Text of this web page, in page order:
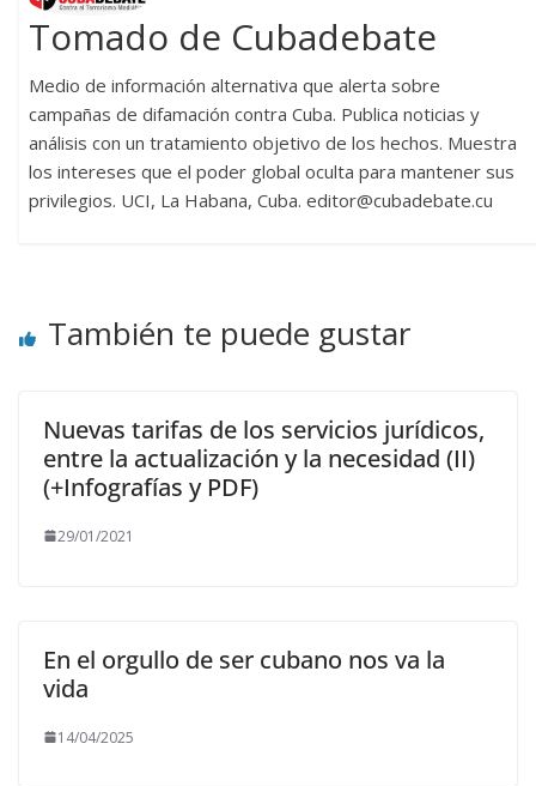
Tomado de Cubadebate
Medio de información alternativa que alerta sobre
campañas de difamación contra Cuba. Publica noticias y
análisis con un tratamiento objetivo de los hechos. Muestra
los intereses que el poder global oculta para mantener sus
privilegios. UCI, La Habana, Cuba. editor@cubadebate.cu
También te puede gustar
Nuevas tarifas de los servicios jurídicos,
entre la actualización y la necesidad (II)
(+Infografías y PDF)
29/01/2021
En el orgullo de ser cubano nos va la
vida
14/04/2025